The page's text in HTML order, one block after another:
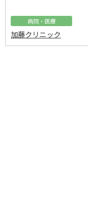
病院・医療
加藤クリニック